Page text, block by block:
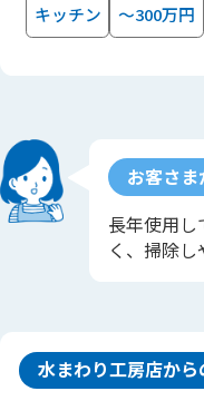
キッチン ～300万円
お客さ
長年使用
く、掃除し
水まわり工房店か